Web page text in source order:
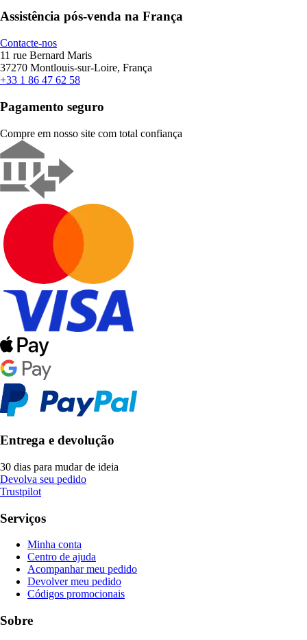
Assistência pós-venda na França
Contacte-nos
11 rue Bernard Maris
37270 Montlouis-sur-Loire, França
+33 1 86 47 62 58
Pagamento seguro
Compre em nosso site com total confiança
Entrega e devolução
30 dias para mudar de ideia
Devolva seu pedido
Trustpilot
Serviços
Minha conta
Centro de ajuda
Acompanhar meu pedido
Devolver meu pedido
Códigos promocionais
Sobre